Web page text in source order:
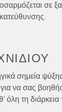
σε
σημεία
να σας
όλη τη